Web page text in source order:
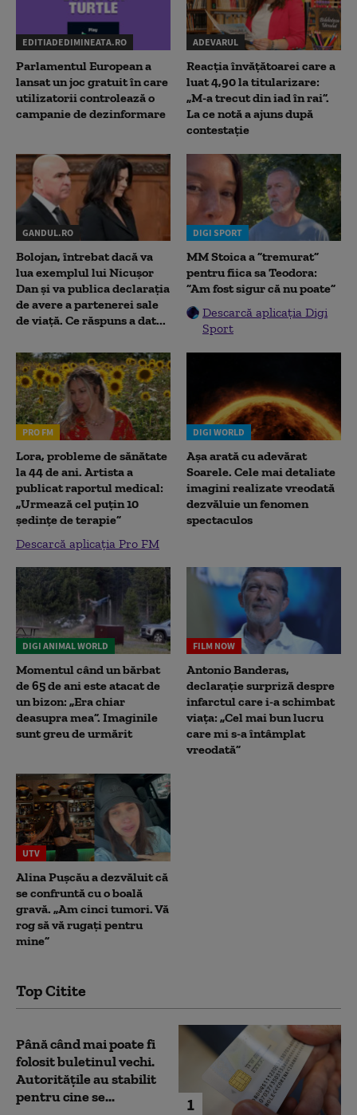
EDITIADEDIMINEATA.RO
Parlamentul European a
lansat un joc gratuit în care
utilizatorii controlează o
campanie de dezinformare
ADEVARUL
Reacția învățătoarei care a
luat 4,90 la titularizare:
„M-a trecut din iad în rai”.
La ce notă a ajuns după
contestație
GANDUL.RO
Bolojan, întrebat dacă va
lua exemplul lui Nicușor
Dan și va publica declarația
de avere a partenerei sale
de viață. Ce răspuns a dat...
DIGI SPORT
MM Stoica a ”tremurat”
pentru fiica sa Teodora:
”Am fost sigur că nu poate”
Descarcă aplicația Digi
Sport
PRO FM
Lora, probleme de sănătate
la 44 de ani. Artista a
publicat raportul medical:
„Urmează cel puțin 10
ședințe de terapie”
Descarcă aplicația Pro FM
DIGI WORLD
Așa arată cu adevărat
Soarele. Cele mai detaliate
imagini realizate vreodată
dezvăluie un fenomen
spectaculos
DIGI ANIMAL WORLD
Momentul când un bărbat
de 65 de ani este atacat de
un bizon: „Era chiar
deasupra mea”. Imaginile
sunt greu de urmărit
FILM NOW
Antonio Banderas,
declarație surpriză despre
infarctul care i-a schimbat
viața: „Cel mai bun lucru
care mi s-a întâmplat
vreodată”
UTV
Alina Pușcău a dezvăluit că
se confruntă cu o boală
gravă. „Am cinci tumori. Vă
rog să vă rugați pentru
mine”
Top Citite
1
Până când mai poate fi
folosit buletinul vechi.
Autoritățile au stabilit
pentru cine se...